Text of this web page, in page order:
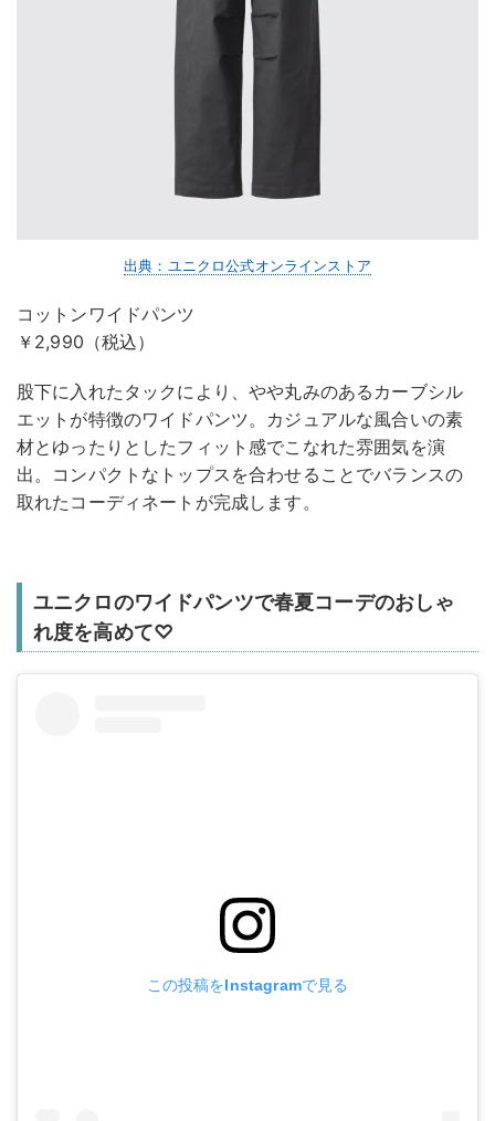
出典：ユニクロ公式オンラインストア
コットンワイドパンツ
￥2,990（税込）
股下に入れたタックにより、やや丸みのあるカーブシル
エットが特徴のワイドパンツ。カジュアルな風合いの素
材とゆったりとしたフィット感でこなれた雰囲気を演
出。コンパクトなトップスを合わせることでバランスの
取れたコーディネートが完成します。
ユニクロのワイドパンツで春夏コーデのおしゃ
れ度を高めて♡
この投稿をInstagramで見る